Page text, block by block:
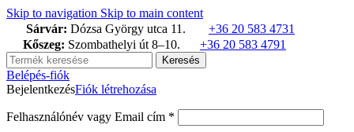
Skip to navigation Skip to main content
Sárvár: Dózsa György utca 11.
+36 20 583 4731
Kőszeg: Szombathelyi út 8–10. +36 20 583 4791
Keresés
Belépés-fiók
BejelentkezésFiók létrehozása
Felhasználónév vagy Email cím *